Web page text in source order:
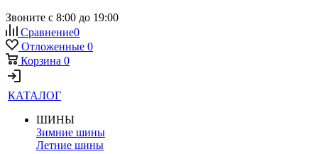
Звоните с 8:00 до 19:00
Сравнение0
Отложенные 0
Корзина 0
КАТАЛОГ
ШИНЫ
Зимние шины
Летние шины